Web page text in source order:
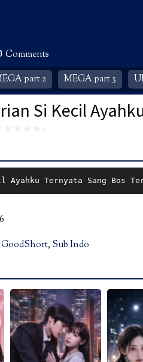
Comments
part 2 MEGA part 3
Si Kecil
Ayahku Ternyata Sang Bos
GoodShort, Sub Indo